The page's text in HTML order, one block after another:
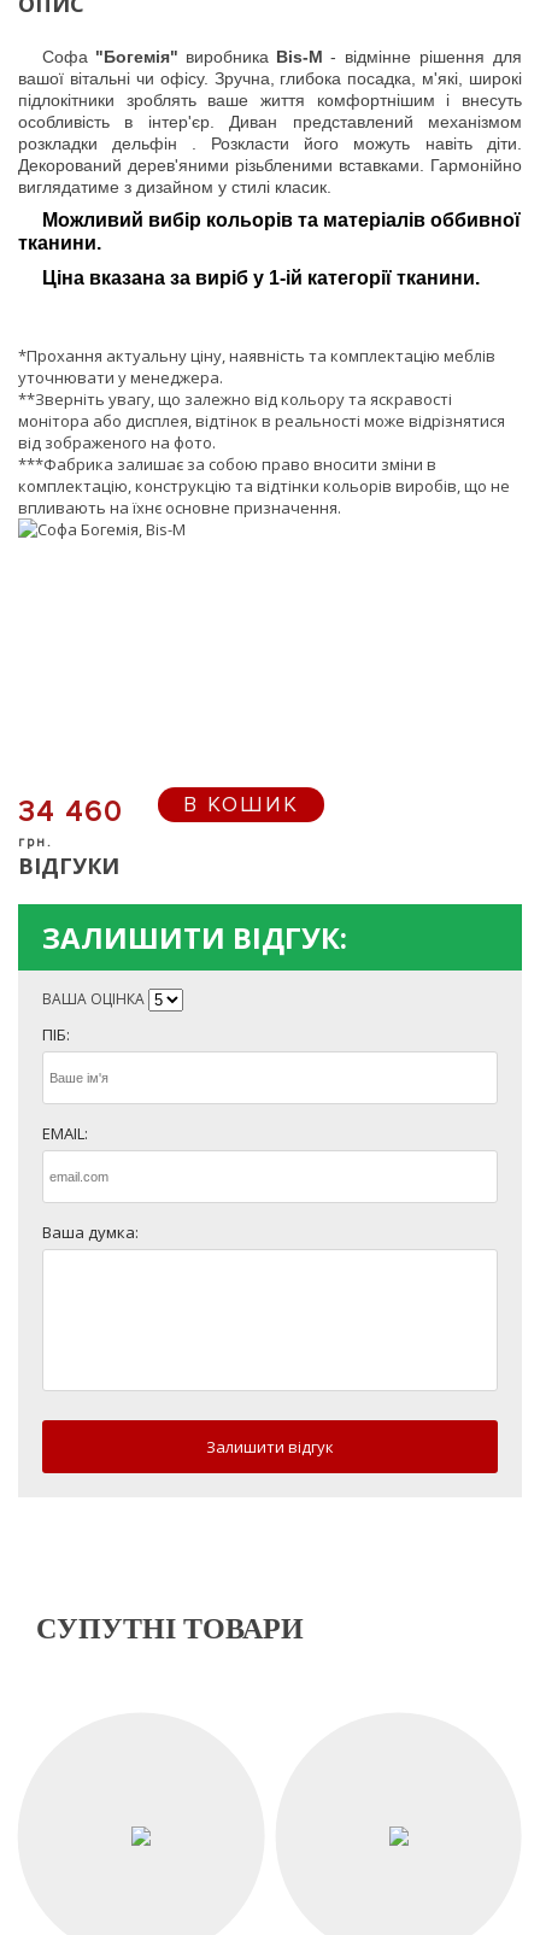
Софа "Богемія" виробника Bis-M - відмінне рішення для
вашої вітальні чи офісу. Зручна, глибока посадка, м'які, широкі
підлокітники зроблять ваше життя комфортнішим і внесуть
особливість в інтер'єр. Диван представлений механізмом
розкладки дельфін
. Розкласти його можуть навіть діти.
Декорований дерев'яними різьбленими вставками. Гармонійно
виглядатиме з дизайном у стилі класик.
Можливий вибір кольорів та матеріалів оббивної
тканини.
Ціна вказана за виріб у 1-ій категорії тканини.
*Прохання актуальну ціну, наявність та комплектацію меблів
уточнювати у менеджера.
**Зверніть увагу, що залежно від кольору та яскравості
монітора або дисплея, відтінок в реальності може відрізнятися
від зображеного на фото.
***Фабрика залишає за собою право вносити зміни в
комплектацію, конструкцію та відтінки кольорів виробів, що не
впливають на їхнє основне призначення.
34 460
грн.
В КОШИК
ВІДГУКИ
ЗАЛИШИТИ ВІДГУК:
ВАША ОЦІНКА
ПІБ:
EMAIL:
Ваша думка:
Залишити відгук
СУПУТНІ ТОВАРИ